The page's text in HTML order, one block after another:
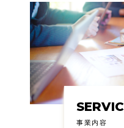
事業内容